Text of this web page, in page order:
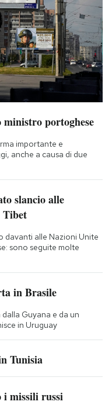
portoghese
importante e
anche a causa di due
slancio alle
Tibet
davanti alle Nazioni Unite
sono seguite molte
in Brasile
Guyana e da un
in Uruguay
Tunisia
i missili russi